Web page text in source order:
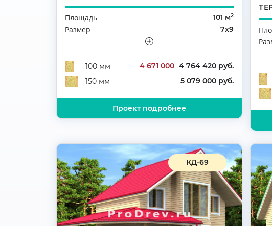
Площадь 101 м2
Размер 7х9
Количество комнат
4
100 мм
4 671 000 4 764 420руб.
150 мм
5 079 000 руб.
Проект подробнее
КД-69